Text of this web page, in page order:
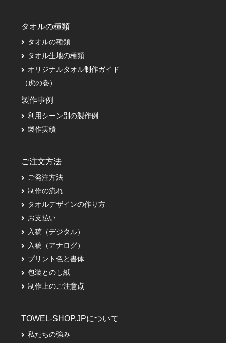
タオルの種類
タオルの種類
タオル生地の種類
オリジナルタオル制作ガイド
（虎の巻）
製作事例
利用シーン別の製作例
製作実績
ご注文方法
ご発注方法
制作の流れ
タオルデザインの作り方
お支払い
入稿（デジタル）
入稿（アナログ）
プリント色と書体
包装とのし紙
制作上のご注意点
TOWEL-SHOP.JPについて
私たちの強み